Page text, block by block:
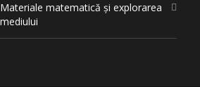
Materiale matematică și explorarea
mediului